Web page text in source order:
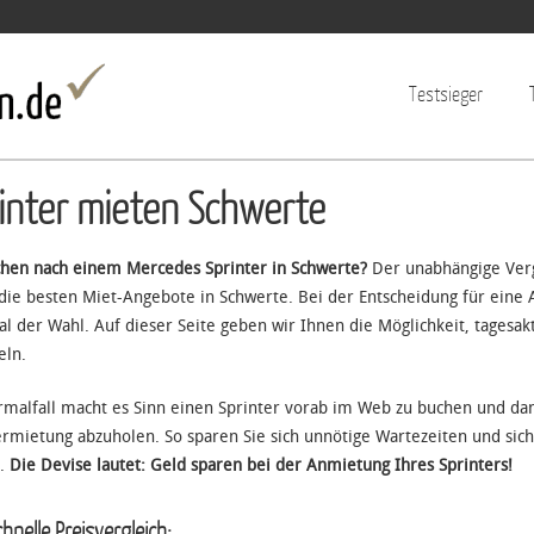
Testsieger
mieten Schwerte
nach einem Mercedes Sprinter in Schwerte? Der unabhängige
besten Miet-Angebote in Schwerte. Bei der Entscheidung für eine
der Wahl. Auf dieser Seite geben wir Ihnen die Möglichkeit,
macht es Sinn einen Sprinter vorab im Web zu buchen und
abzuholen. So sparen Sie sich unnötige Wartezeiten und
Die Devise lautet: Geld sparen bei der Anmietung Ihres Sprinters!